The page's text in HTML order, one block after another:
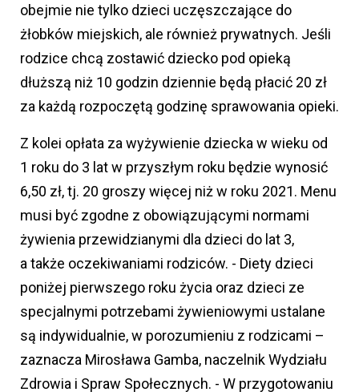
obejmie nie tylko dzieci uczęszczające do
żłobków miejskich, ale również prywatnych. Jeśli
rodzice chcą zostawić dziecko pod opieką
dłuższą niż 10 godzin dziennie będą płacić 20 zł
za każdą rozpoczętą godzinę sprawowania opieki.
Z kolei opłata za wyżywienie dziecka w wieku od
1 roku do 3 lat w przyszłym roku będzie wynosić
6,50 zł, tj. 20 groszy więcej niż w roku 2021. Menu
musi być zgodne z obowiązującymi normami
żywienia przewidzianymi dla dzieci do lat 3,
a także oczekiwaniami rodziców. - Diety dzieci
poniżej pierwszego roku życia oraz dzieci ze
specjalnymi potrzebami żywieniowymi ustalane
są indywidualnie, w porozumieniu z rodzicami –
zaznacza Mirosława Gamba, naczelnik Wydziału
Zdrowia i Spraw Społecznych. - W przygotowaniu